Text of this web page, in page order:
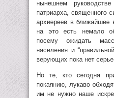
нынешнем
патриарха, священного
архиереев в ближайшее
на это есть немало
посему ожидать
населения и
верующих пока нет
Но те, кто сегодня
покаянию, лукаво
им не нужно наше